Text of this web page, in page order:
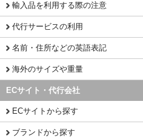
輸入品を利用する際の注意
代行サービスの利用
名前・住所などの英語表記
海外のサイズや重量
ECサイト・代行会社
ECサイトから探す
ブランドから探す